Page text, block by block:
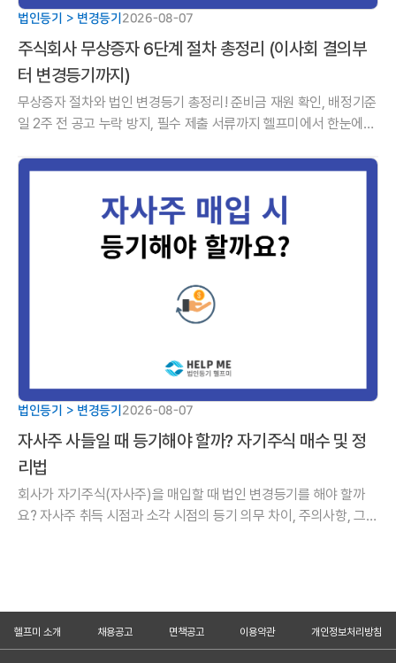
법인등기 > 변경등기 2026-08-07
주식회사 무상증자 6단계 절차 총정리 (이사회 결의부
터 변경등기까지)
무상증자 절차와 법인 변경등기 총정리! 준비금 재원 확인, 배정기준
일 2주 전 공고 누락 방지, 필수 제출 서류까지 헬프미에서 한눈에
법인등기 > 변경등기 2026-08-07
자사주 사들일 때 등기해야 할까? 자기주식 매수 및 정
리법
회사가 자기주식(자사주)을 매입할 때 법인 변경등기를 해야 할까
요? 자사주 취득 시점과 소각 시점의 등기 의무 차이, 주의사항, 그리
헬프미 소개 채용공고 면책공고 이용약관 개인정보처리방침